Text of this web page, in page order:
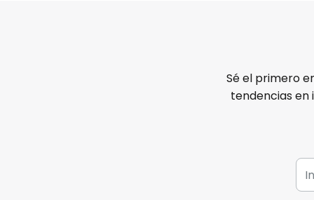
Sé el primero
tendencias en